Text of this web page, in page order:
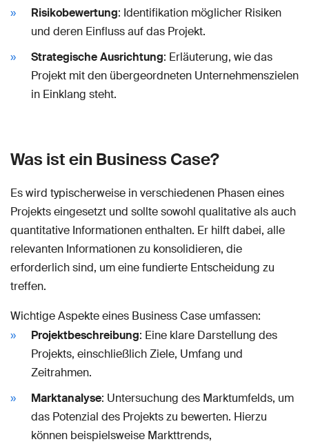
Risikobewertung: Identifikation möglicher Risiken
und deren Einfluss auf das Projekt.
Strategische Ausrichtung: Erläuterung, wie das
Projekt mit den übergeordneten Unternehmenszielen
in Einklang steht.
Was ist ein Business Case?
Es wird typischerweise in verschiedenen Phasen eines
Projekts eingesetzt und sollte sowohl qualitative als auch
quantitative Informationen enthalten. Er hilft dabei, alle
relevanten Informationen zu konsolidieren, die
erforderlich sind, um eine fundierte Entscheidung zu
treffen.
Wichtige Aspekte eines Business Case umfassen:
Projektbeschreibung: Eine klare Darstellung des
Projekts, einschließlich Ziele, Umfang und
Zeitrahmen.
Marktanalyse: Untersuchung des Marktumfelds, um
das Potenzial des Projekts zu bewerten. Hierzu
können beispielsweise Markttrends,